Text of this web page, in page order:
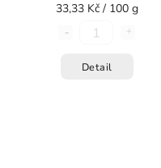
33,33 Kč / 100 g
Detail